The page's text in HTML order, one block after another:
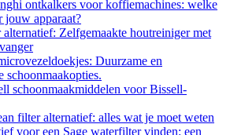
ontkalkers voor koffiemachines: welke
jouw apparaat?
Zelfgemaakte houtreiniger met
Duurzame en
schoonmaakmiddelen voor Bissell-
filter alternatief: alles wat je moet weten
voor een Sage waterfilter vinden: een